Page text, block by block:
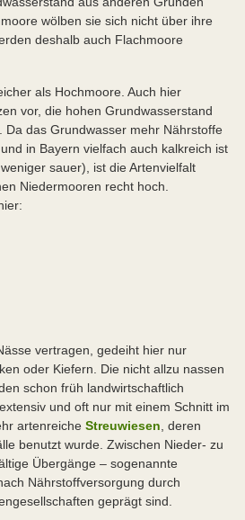
wölben sie sich nicht über ihre
deshalb auch Flachmoore
als Hochmoore. Auch hier
vor, die hohen Grundwasserstand
das Grundwasser mehr Nährstoffe
in Bayern vielfach auch kalkreich ist
sauer), ist die Artenvielfalt
Niedermooren recht hoch.
vertragen, gedeiht hier nur
oder Kiefern. Die nicht allzu nassen
schon früh landwirtschaftlich
und oft nur mit einem Schnitt im
artenreiche Streuwiesen , deren
benutzt wurde. Zwischen Nieder- zu
Übergänge – sogenannte
Nährstoffversorgung durch
geprägt sind.